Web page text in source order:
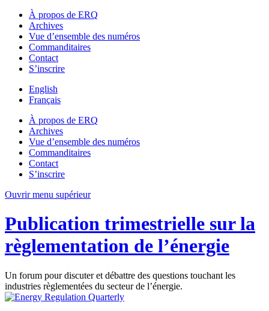
À propos de ERQ
Archives
Vue d’ensemble des numéros
Commanditaires
Contact
S’inscrire
English
Français
À propos de ERQ
Archives
Vue d’ensemble des numéros
Commanditaires
Contact
S’inscrire
Ouvrir menu supérieur
Publication trimestrielle sur la
règlementation de l’énergie
Un forum pour discuter et débattre des questions touchant les
industries règlementées du secteur de l’énergie.